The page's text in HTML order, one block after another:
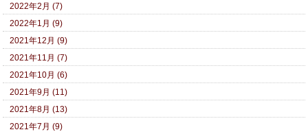
2022年2月 (7)
2022年1月 (9)
2021年12月 (9)
2021年11月 (7)
2021年10月 (6)
2021年9月 (11)
2021年8月 (13)
2021年7月 (9)